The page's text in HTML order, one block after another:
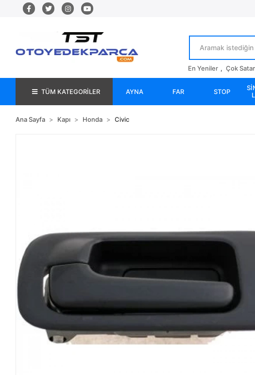
En Yeniler , Çok
TÜM KATEGORİLER AYNA FAR STOP
Ana Sayfa Kapı Honda Civic